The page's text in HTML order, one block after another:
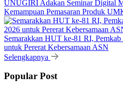
UNUGIRI Adakan Seminar Digital
Kemampuan Pemasaran Produk
Semarakkan HUT ke-81 RI,
untuk Pererat Kebersamaan ASN
Selengkapnya
Popular Post